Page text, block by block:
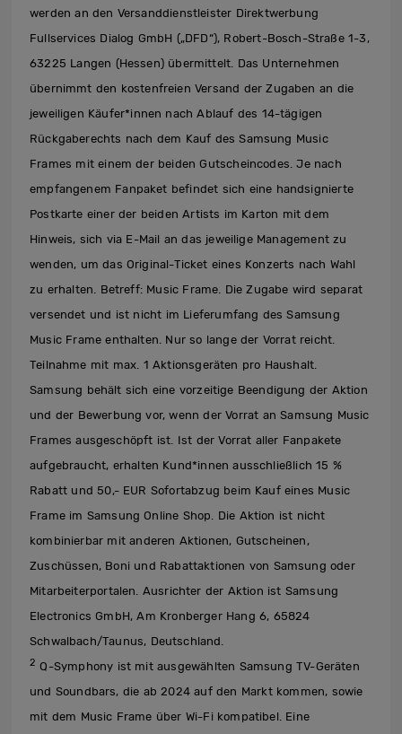
werden an den Versanddienstleister Direktwerbung
Fullservices Dialog GmbH („DFD“), Robert-Bosch-Straße 1-3,
63225 Langen (Hessen) übermittelt. Das Unternehmen
übernimmt den kostenfreien Versand der Zugaben an die
jeweiligen Käufer*innen nach Ablauf des 14-tägigen
Rückgaberechts nach dem Kauf des Samsung Music
Frames mit einem der beiden Gutscheincodes. Je nach
empfangenem Fanpaket befindet sich eine handsignierte
Postkarte einer der beiden Artists im Karton mit dem
Hinweis, sich via E-Mail an das jeweilige Management zu
wenden, um das Original-Ticket eines Konzerts nach Wahl
zu erhalten. Betreff: Music Frame. Die Zugabe wird separat
versendet und ist nicht im Lieferumfang des Samsung
Music Frame enthalten. Nur so lange der Vorrat reicht.
Teilnahme mit max. 1 Aktionsgeräten pro Haushalt.
Samsung behält sich eine vorzeitige Beendigung der Aktion
und der Bewerbung vor, wenn der Vorrat an Samsung Music
Frames ausgeschöpft ist. Ist der Vorrat aller Fanpakete
aufgebraucht, erhalten Kund*innen ausschließlich 15 %
Rabatt und 50,- EUR Sofortabzug beim Kauf eines Music
Frame im Samsung Online Shop. Die Aktion ist nicht
kombinierbar mit anderen Aktionen, Gutscheinen,
Zuschüssen, Boni und Rabattaktionen von Samsung oder
Mitarbeiterportalen. Ausrichter der Aktion ist Samsung
Electronics GmbH, Am Kronberger Hang 6, 65824
Schwalbach/Taunus, Deutschland.
2 Q-Symphony ist mit ausgewählten Samsung TV-Geräten
und Soundbars, die ab 2024 auf den Markt kommen, sowie
mit dem Music Frame über Wi-Fi kompatibel. Eine